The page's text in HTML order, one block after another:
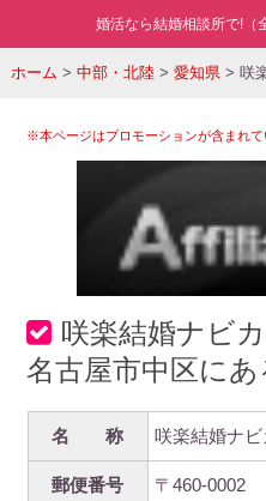
婚活なら結婚相談所で!（
ホーム > 中部・北陸> 愛知県> 咲
※本ページはプロモーションが含まれて
咲楽結婚ナビ
名古屋市中区に
名 称 咲楽結婚ナ
郵便番号 〒460-0002